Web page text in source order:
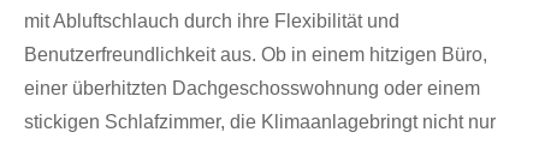
mit Abluftschlauch durch ihre Flexibilität und
Benutzerfreundlichkeit aus. Ob in einem hitzigen Büro,
einer überhitzten Dachgeschosswohnung oder einem
stickigen Schlafzimmer, die Klimaanlagebringt nicht nur